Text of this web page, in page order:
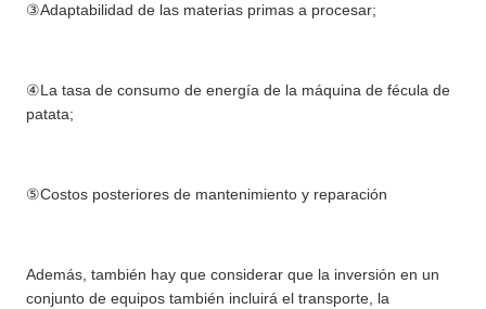
③Adaptabilidad de las materias primas a procesar;
④La tasa de consumo de energía de la máquina de fécula de
patata;
⑤Costos posteriores de mantenimiento y reparación
Además, también hay que considerar que la inversión en un
conjunto de equipos también incluirá el transporte, la